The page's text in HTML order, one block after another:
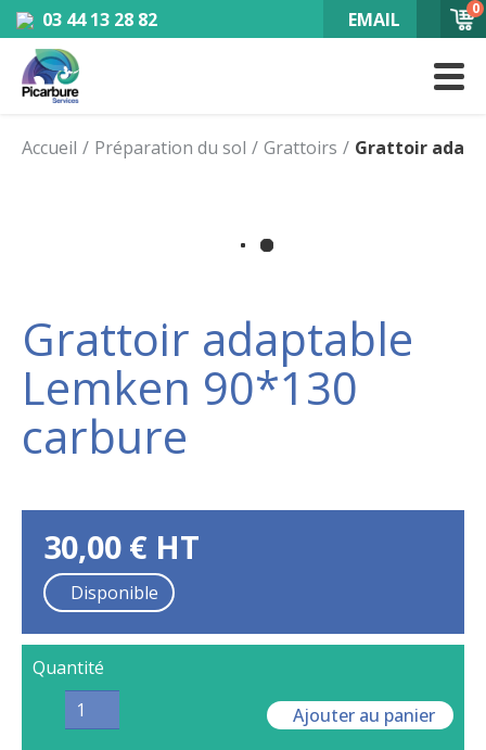
03 44 13 28 82 EMAIL 0
Accueil Préparation du sol Grattoirs Grattoir
Grattoir adaptable
Lemken 90*130
carbure
30,00 € HT
Disponible
Quantité
Ajouter au panier